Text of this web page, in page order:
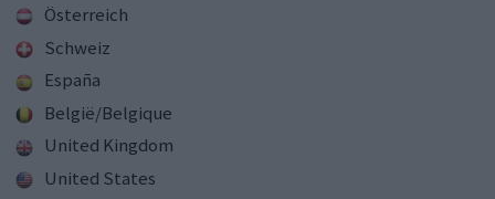
Österreich
Schweiz
España
België/Belgique
United Kingdom
United States